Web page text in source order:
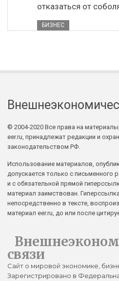
отказаться от
БИЗНЕС
© 2004-2020 Все права на
eer.ru, принадлежат редакции и
законодательством РФ.
Использование материалов,
допускается только с письменного
и с обязательной прямой
материал заимствован.
непосредственно в тексте,
материал eer.ru, до или после
связи
Сайт о мировой экономике,
Зарегистрировано в